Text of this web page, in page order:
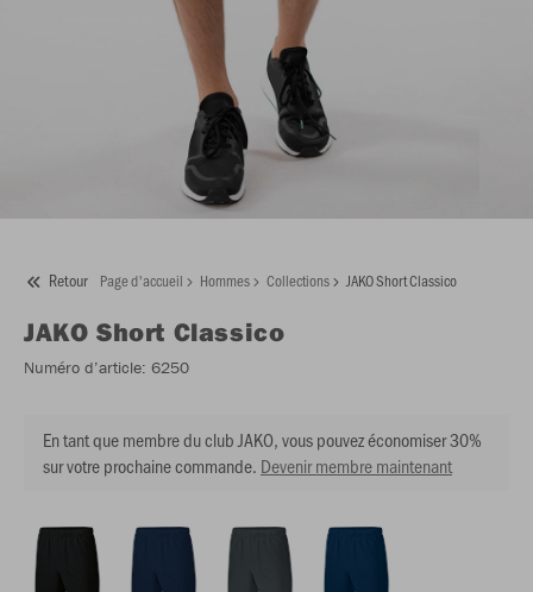
Retour Page d'accueil Hommes Collections JAKO Short Classico
JAKO Short Classico
Numéro d’article: 6250
En tant que membre du club JAKO, vous pouvez économiser 30%
sur votre prochaine commande. Devenir membre maintenant